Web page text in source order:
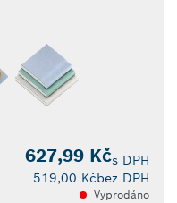
627,99 Kčs DPH
519,00 Kčbez DPH
Vyprodáno